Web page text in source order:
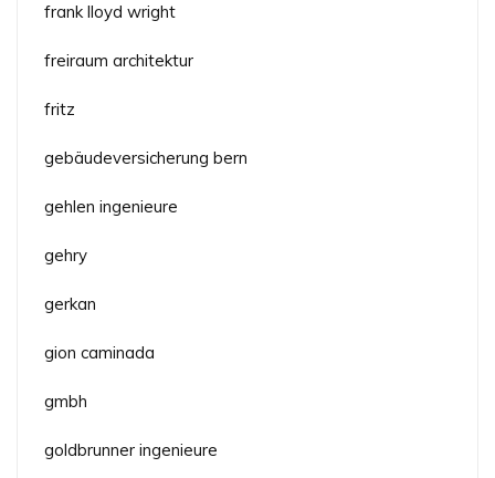
frank lloyd wright
freiraum architektur
fritz
gebäudeversicherung bern
gehlen ingenieure
gehry
gerkan
gion caminada
gmbh
goldbrunner ingenieure